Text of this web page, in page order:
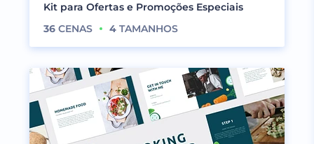
Kit para Ofertas e Promoções Especiais
36 CENAS 4 TAMANHOS